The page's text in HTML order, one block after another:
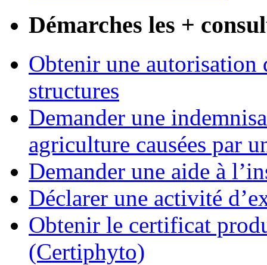
Démarches les +
Obtenir une autorisation
structures
Demander une
agriculture causées par
Demander une aide à
Déclarer une activité
Obtenir le certificat
(Certiphyto)